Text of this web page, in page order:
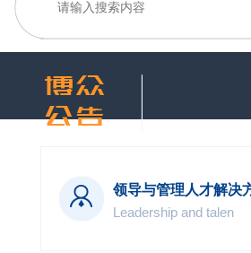
领导与管理人才解决
Leadership and talen